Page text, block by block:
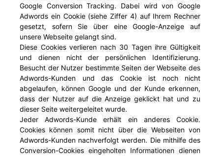
Google Conversion Tracking. Dabei wird von Google
Adwords ein Cookie (siehe Ziffer 4) auf Ihrem Rechner
gesetzt, sofern Sie über eine Google-Anzeige auf
unsere Webseite gelangt sind.
Diese Cookies verlieren nach 30 Tagen ihre Gültigkeit
und dienen nicht der persönlichen Identifizierung.
Besucht der Nutzer bestimmte Seiten der Webseite des
Adwords-Kunden und das Cookie ist noch nicht
abgelaufen, können Google und der Kunde erkennen,
dass der Nutzer auf die Anzeige geklickt hat und zu
dieser Seite weitergeleitet wurde.
Jeder Adwords-Kunde erhält ein anderes Cookie.
Cookies können somit nicht über die Webseiten von
Adwords-Kunden nachverfolgt werden. Die mithilfe des
Conversion-Cookies eingeholten Informationen dienen